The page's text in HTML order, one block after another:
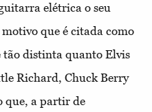
elétrica o seu
que é citada como
distinta quanto Elvis
Richard, Chuck Berry
que, a partir de